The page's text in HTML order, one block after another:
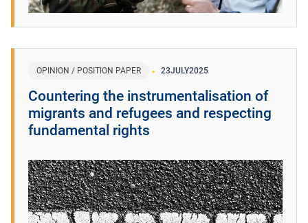
OPINION / POSITION PAPER 23JULY2025
Countering the instrumentalisation of
migrants and refugees and respecting
fundamental rights